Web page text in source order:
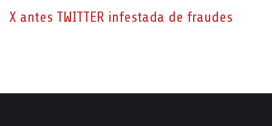
X antes TWITTER infestada de fraudes